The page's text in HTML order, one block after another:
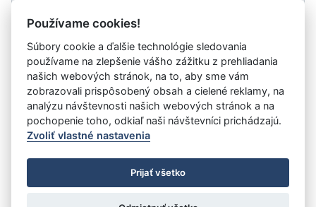
Návrat späť
Vystavil:Centrum účelových zariadení
Úrad vlády SR
- Všetky práva vyhradené
Prehlásenie o prístupnosti
Zmluvy do 31.12.2010
Nastavenia cookies
Používame cookies!
Súbory cookie a ďalšie technológie sledovania
používame na zlepšenie vášho zážitku z prehliadania
našich webových stránok, na to, aby sme vám
zobrazovali prispôsobený obsah a cielené reklamy, na
analýzu návštevnosti našich webových stránok a na
pochopenie toho, odkiaľ naši návštevníci prichádzajú.
Zvoliť vlastné nastavenia
Prijať všetko